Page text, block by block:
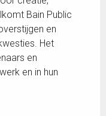
Bain Public
en
Het
en
en in hun